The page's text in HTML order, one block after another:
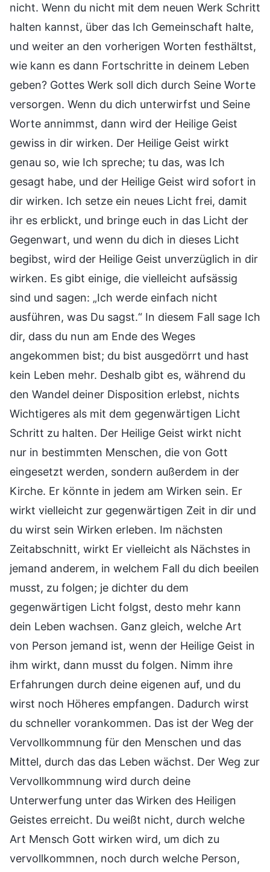
nicht. Wenn du nicht mit dem neuen Werk Schritt
halten kannst, über das Ich Gemeinschaft halte,
und weiter an den vorherigen Worten festhältst,
wie kann es dann Fortschritte in deinem Leben
geben? Gottes Werk soll dich durch Seine Worte
versorgen. Wenn du dich unterwirfst und Seine
Worte annimmst, dann wird der Heilige Geist
gewiss in dir wirken. Der Heilige Geist wirkt
genau so, wie Ich spreche; tu das, was Ich
gesagt habe, und der Heilige Geist wird sofort in
dir wirken. Ich setze ein neues Licht frei, damit
ihr es erblickt, und bringe euch in das Licht der
Gegenwart, und wenn du dich in dieses Licht
begibst, wird der Heilige Geist unverzüglich in dir
wirken. Es gibt einige, die vielleicht aufsässig
sind und sagen: „Ich werde einfach nicht
ausführen, was Du sagst.“ In diesem Fall sage Ich
dir, dass du nun am Ende des Weges
angekommen bist; du bist ausgedörrt und hast
kein Leben mehr. Deshalb gibt es, während du
den Wandel deiner Disposition erlebst, nichts
Wichtigeres als mit dem gegenwärtigen Licht
Schritt zu halten. Der Heilige Geist wirkt nicht
nur in bestimmten Menschen, die von Gott
eingesetzt werden, sondern außerdem in der
Kirche. Er könnte in jedem am Wirken sein. Er
wirkt vielleicht zur gegenwärtigen Zeit in dir und
du wirst sein Wirken erleben. Im nächsten
Zeitabschnitt, wirkt Er vielleicht als Nächstes in
jemand anderem, in welchem Fall du dich beeilen
musst, zu folgen; je dichter du dem
gegenwärtigen Licht folgst, desto mehr kann
dein Leben wachsen. Ganz gleich, welche Art
von Person jemand ist, wenn der Heilige Geist in
ihm wirkt, dann musst du folgen. Nimm ihre
Erfahrungen durch deine eigenen auf, und du
wirst noch Höheres empfangen. Dadurch wirst
du schneller vorankommen. Das ist der Weg der
Vervollkommnung für den Menschen und das
Mittel, durch das das Leben wächst. Der Weg zur
Vervollkommnung wird durch deine
Unterwerfung unter das Wirken des Heiligen
Geistes erreicht. Du weißt nicht, durch welche
Art Mensch Gott wirken wird, um dich zu
vervollkommnen, noch durch welche Person,